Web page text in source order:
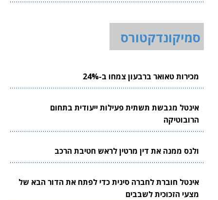
סמיקונדקטורס
מכירות טאואר ברבעון צמחו ב-24%
אינטל מגבשת תשתית פעילות ייעודית בתחום
הרובוטיקה
ולנס ממנה את דין מרטין לראש חטיבת הרכב
אינטל חוברת לחברה סינית כדי לפתח את הדור הבא של
מצעי הזכוכית לשבבים